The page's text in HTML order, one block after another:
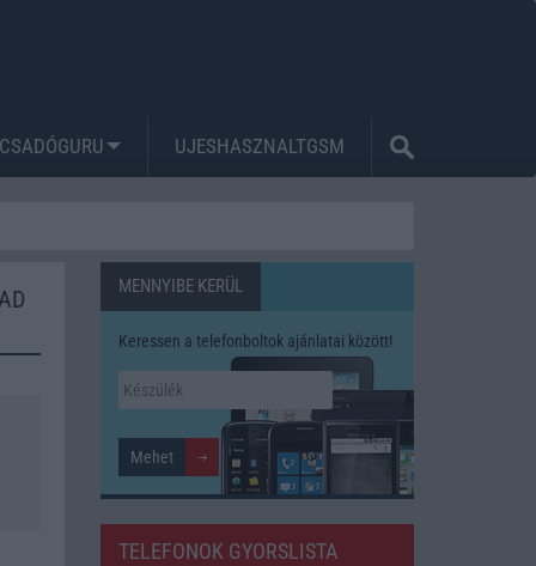
UJESHASZNALTGSM
MENNYIBE KERÜL
Keressen a telefonboltok ajánlatai között!
TELEFONOK GYORSLISTA